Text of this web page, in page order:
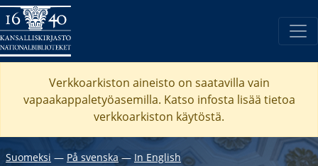
Verkkoarkiston aineisto on saatavilla vain
vapaakappaletyöasemilla. Katso infosta lisää tietoa
verkkoarkiston käytöstä.
Suomeksi ― På svenska― In English